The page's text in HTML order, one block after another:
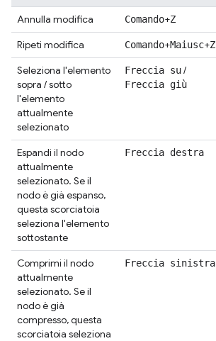
Annulla modifica Comando+Z
Ripeti modifica Comando+Maiusc+Z
Seleziona l'elemento
sopra / sotto
l'elemento
attualmente
selezionato
Freccia su/
Freccia giù
Espandi il nodo
attualmente
selezionato. Se il
nodo è già espanso,
questa scorciatoia
seleziona l'elemento
sottostante
Freccia destra
Comprimi il nodo
attualmente
selezionato. Se il
nodo è già
compresso, questa
scorciatoia seleziona
Freccia sinistra